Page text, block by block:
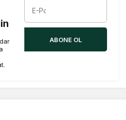
ABONE OL